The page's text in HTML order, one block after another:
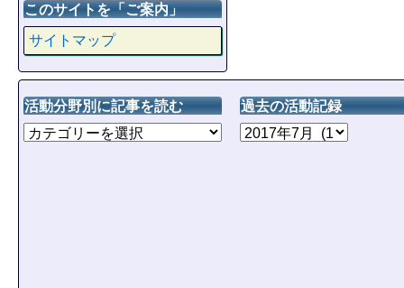
このサイトを「ご案内」
サイトマップ
活動分野別に記事を読む 過去の活動記録